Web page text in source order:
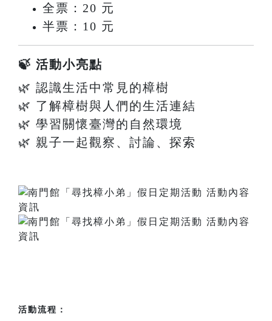
全票：20 元
半票：10 元
🍃 活動小亮點
🌿 認識生活中常見的樟樹
🌿 了解樟樹與人們的生活連結
🌿 學習關懷臺灣的自然環境
🌿 親子一起觀察、討論、探索
活動流程：